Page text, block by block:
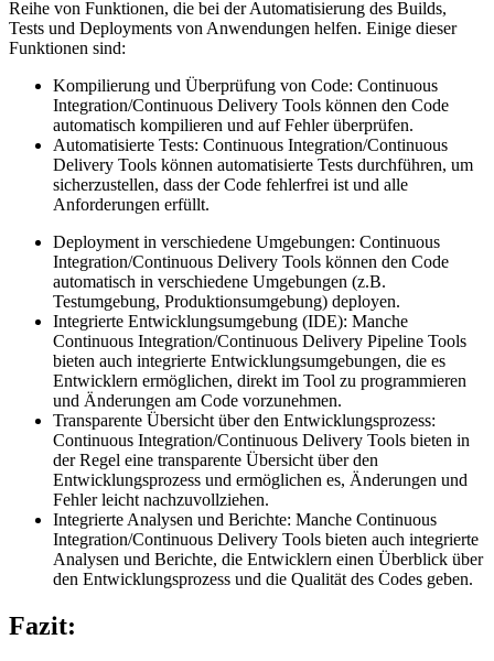
Reihe von Funktionen, die bei der Automatisierung des Builds,
Tests und Deployments von Anwendungen helfen. Einige dieser
Funktionen sind:
Kompilierung und Überprüfung von Code: Continuous
Integration/Continuous Delivery Tools können den Code
automatisch kompilieren und auf Fehler überprüfen.
Automatisierte Tests: Continuous Integration/Continuous
Delivery Tools können automatisierte Tests durchführen, um
sicherzustellen, dass der Code fehlerfrei ist und alle
Anforderungen erfüllt.
Deployment in verschiedene Umgebungen: Continuous
Integration/Continuous Delivery Tools können den Code
automatisch in verschiedene Umgebungen (z.B.
Testumgebung, Produktionsumgebung) deployen.
Integrierte Entwicklungsumgebung (IDE): Manche
Continuous Integration/Continuous Delivery Pipeline Tools
bieten auch integrierte Entwicklungsumgebungen, die es
Entwicklern ermöglichen, direkt im Tool zu programmieren
und Änderungen am Code vorzunehmen.
Transparente Übersicht über den Entwicklungsprozess:
Continuous Integration/Continuous Delivery Tools bieten in
der Regel eine transparente Übersicht über den
Entwicklungsprozess und ermöglichen es, Änderungen und
Fehler leicht nachzuvollziehen.
Integrierte Analysen und Berichte: Manche Continuous
Integration/Continuous Delivery Tools bieten auch integrierte
Analysen und Berichte, die Entwicklern einen Überblick über
den Entwicklungsprozess und die Qualität des Codes geben.
Fazit: